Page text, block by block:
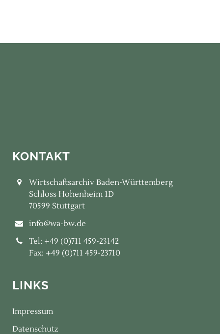
KONTAKT
Wirtschaftsarchiv Baden-Württemberg
Schloss Hohenheim 1D
70599 Stuttgart
info@wa-bw.de
Tel: +49 (0)711 459-23142
Fax: +49 (0)711 459-23710
LINKS
Impressum
Datenschutz